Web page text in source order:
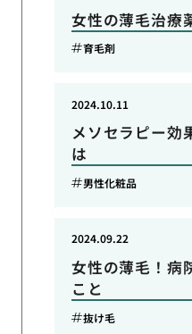
女性の薄毛治療
育毛剤
メソセラピー効
は
2024.10.11
男性化粧品
女性の薄毛！病
こと
2024.09.22
抜け毛